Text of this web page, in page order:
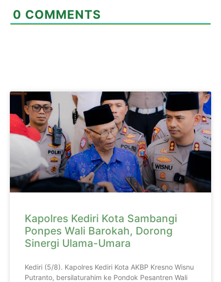
0 COMMENTS
Kapolres Kediri Kota Sambangi
Ponpes Wali Barokah, Dorong
Sinergi Ulama-Umara
Kediri (5/8). Kapolres Kediri Kota AKBP Kresno Wisnu
Putranto, bersilaturahim ke Pondok Pesantren Wali